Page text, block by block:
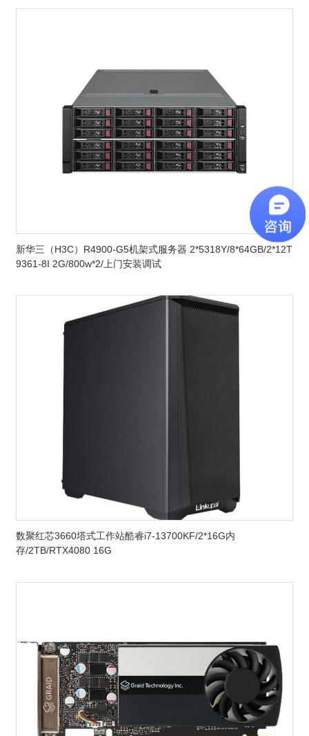
新华三（H3C）R4900-G5机架式服务器 2*5318Y/8*64GB/2*12T
9361-8I 2G/800w*2/上门安装调试
数聚红芯3660塔式工作站酷睿i7-13700KF/2*16G内
存/2TB/RTX4080 16G